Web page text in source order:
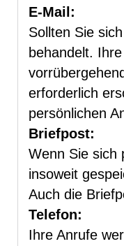
E-Mail:
Sollten Sie
behandelt.
erforderlich
persönlichen
Briefpost:
Wenn Sie sich
insoweit
Auch die
Telefon:
Ihre Anrufe